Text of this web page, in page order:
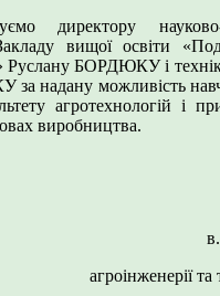
директору науково-
вищої освіти
Руслану БОРДЮКУ і
надану можливість
агротехнологій і
виробництва.
агроінженерії